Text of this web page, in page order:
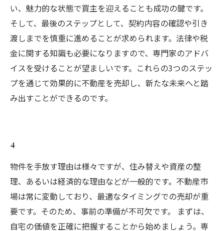
い、魅力的な状態で買主を迎えることも成功の鍵です。
そして、最後のステップとして、契約内容の確認や引き
渡しまでを慎重に進めることが求められます。法律や税
金に関する知識も必要になりますので、専門家のアドバ
イスを受けることが望ましいです。これらの3つのステッ
プを通じて効果的に不動産を売却し、新たな未来へと踏
み出すことができるのです。
4
物件を手放す理由は様々ですが、住み替えや資産の整
理、あるいは経済的な理由などが一般的です。不動産市
場は常に変動しており、最適なタイミングでの売却が重
要です。そのため、事前の準備が不可欠です。 まずは、
自宅の価値を正確に把握することから始めましょう。専